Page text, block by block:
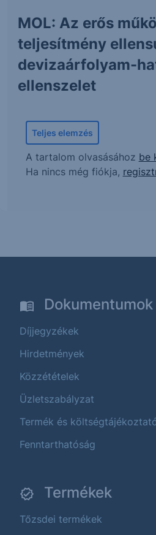
MOL: Az erős
teljesítmény
devizaárfolyam-
ellenszelet
Teljes elemzés
A tartalom olvasásához be
Ha nincs még fiókja,
Dokumentumok
Díjjegyzékek
Hirdetmények
Közzétételek
Üzletszabályzat
Termék és
Fenntarthatóság
Termékek
Tőzsdei termékek